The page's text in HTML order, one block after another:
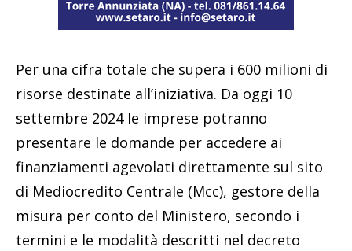
Per una cifra totale che supera i 600 milioni di
risorse destinate all’iniziativa. Da oggi 10
settembre 2024 le imprese potranno
presentare le domande per accedere ai
finanziamenti agevolati direttamente sul sito
di Mediocredito Centrale (Mcc), gestore della
misura per conto del Ministero, secondo i
termini e le modalità descritti nel decreto